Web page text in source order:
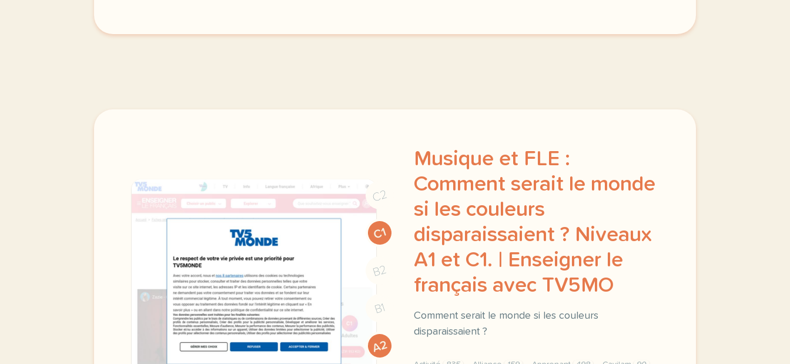
C2
C1
B2
B1
A2
Musique et FLE :
Comment serait le monde
si les couleurs
disparaissaient ? Niveaux
A1 et C1. | Enseigner le
français avec TV5MO
Comment serait le monde si les couleurs
disparaissaient ?